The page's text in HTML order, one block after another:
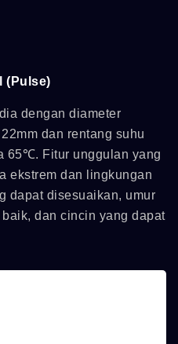
(Pulse)
dengan diameter
dan rentang suhu
65℃. Fitur unggulan yang
ekstrem dan lingkungan
dapat disesuaikan, umur
dan cincin yang dapat